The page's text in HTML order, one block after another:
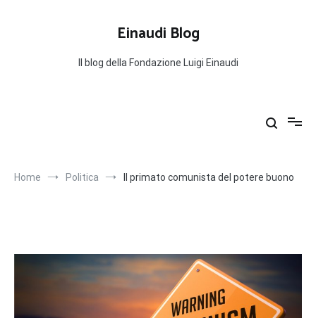
Einaudi Blog
Il blog della Fondazione Luigi Einaudi
Home Politica Il primato comunista del potere buono